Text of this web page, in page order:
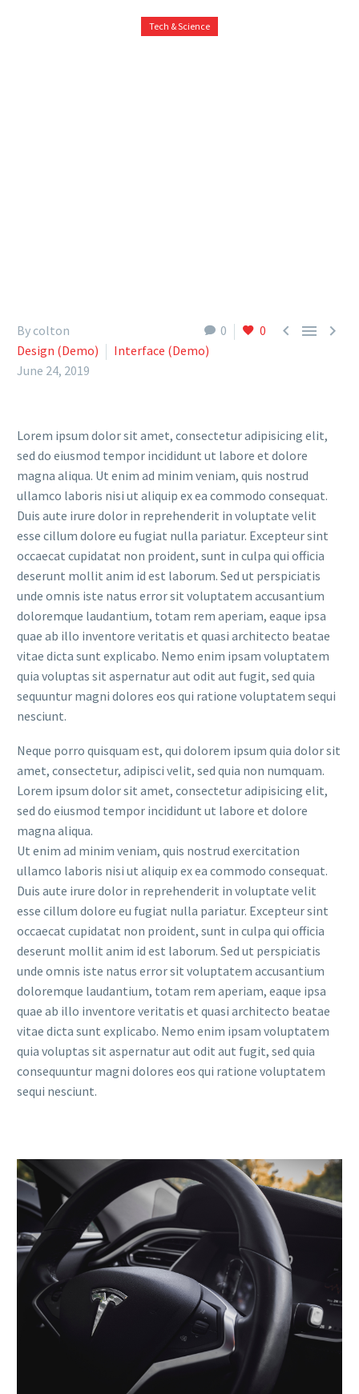
Tech & Science
0 0   
By colton
Design (Demo)
Interface (Demo)
June 24, 2019
Lorem ipsum dolor sit amet, consectetur adipisicing elit,
sed do eiusmod tempor incididunt ut labore et dolore
magna aliqua. Ut enim ad minim veniam, quis nostrud
ullamco laboris nisi ut aliquip ex ea commodo consequat.
Duis aute irure dolor in reprehenderit in voluptate velit
esse cillum dolore eu fugiat nulla pariatur. Excepteur sint
occaecat cupidatat non proident, sunt in culpa qui officia
deserunt mollit anim id est laborum. Sed ut perspiciatis
unde omnis iste natus error sit voluptatem accusantium
doloremque laudantium, totam rem aperiam, eaque ipsa
quae ab illo inventore veritatis et quasi architecto beatae
vitae dicta sunt explicabo. Nemo enim ipsam voluptatem
quia voluptas sit aspernatur aut odit aut fugit, sed quia
sequuntur magni dolores eos qui ratione voluptatem sequi
nesciunt.
Neque porro quisquam est, qui dolorem ipsum quia dolor sit
amet, consectetur, adipisci velit, sed quia non numquam.
Lorem ipsum dolor sit amet, consectetur adipisicing elit,
sed do eiusmod tempor incididunt ut labore et dolore
magna aliqua.
Ut enim ad minim veniam, quis nostrud exercitation
ullamco laboris nisi ut aliquip ex ea commodo consequat.
Duis aute irure dolor in reprehenderit in voluptate velit
esse cillum dolore eu fugiat nulla pariatur. Excepteur sint
occaecat cupidatat non proident, sunt in culpa qui officia
deserunt mollit anim id est laborum. Sed ut perspiciatis
unde omnis iste natus error sit voluptatem accusantium
doloremque laudantium, totam rem aperiam, eaque ipsa
quae ab illo inventore veritatis et quasi architecto beatae
vitae dicta sunt explicabo. Nemo enim ipsam voluptatem
quia voluptas sit aspernatur aut odit aut fugit, sed quia
consequuntur magni dolores eos qui ratione voluptatem
sequi nesciunt.